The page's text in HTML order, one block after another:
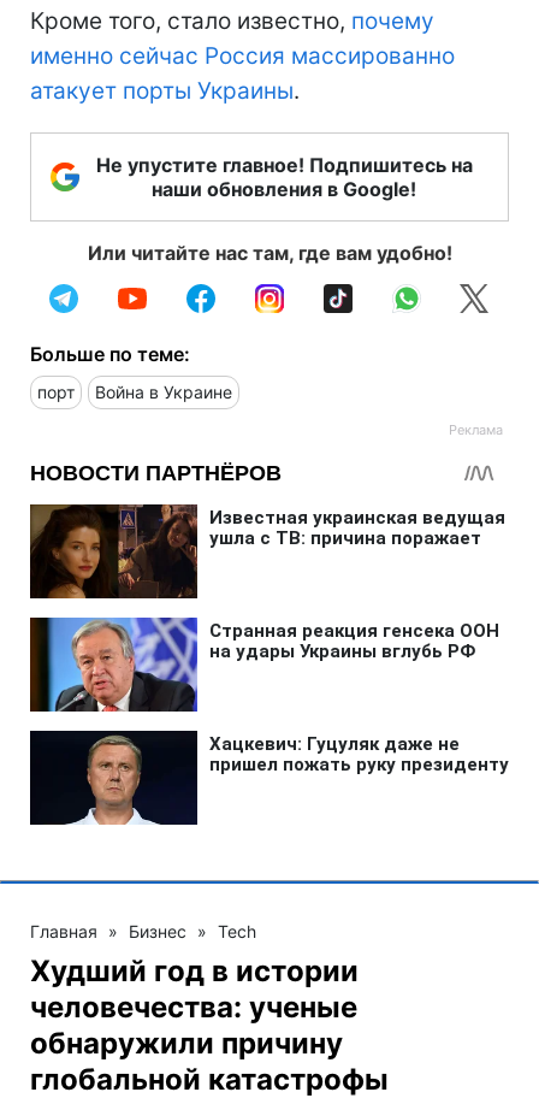
Кроме того, стало известно, почему
именно сейчас Россия массированно
атакует порты Украины.
Не упустите главное! Подпишитесь на
наши обновления в Google!
Или читайте нас там, где вам удобно!
Больше по теме:
порт Война в Украине
Главная » Бизнес » Tech
Худший год в истории
человечества: ученые
обнаружили причину
глобальной катастрофы